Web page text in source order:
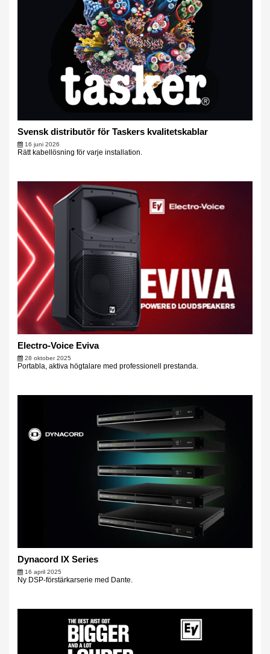
Svensk distributör för Taskers kvalitetskablar
16 juni 2026
Rätt kabellösning för varje installation.
Electro-Voice Eviva
28 oktober 2025
Portabla, aktiva högtalare med professionell prestanda.
Dynacord IX Series
16 april 2025
Ny DSP-förstärkarserie med Dante.